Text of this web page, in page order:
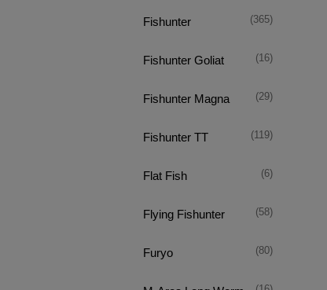
Fishunter (365)
Fishunter Goliat (16)
Fishunter Magna (29)
Fishunter TT (119)
Flat Fish (6)
Flying Fishunter (58)
Furyo (80)